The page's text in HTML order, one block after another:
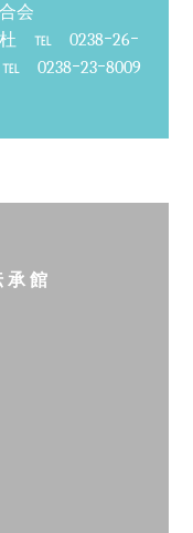
会
杜 ℡ 0238ｰ26ｰ
0238ｰ23ｰ8009
承館